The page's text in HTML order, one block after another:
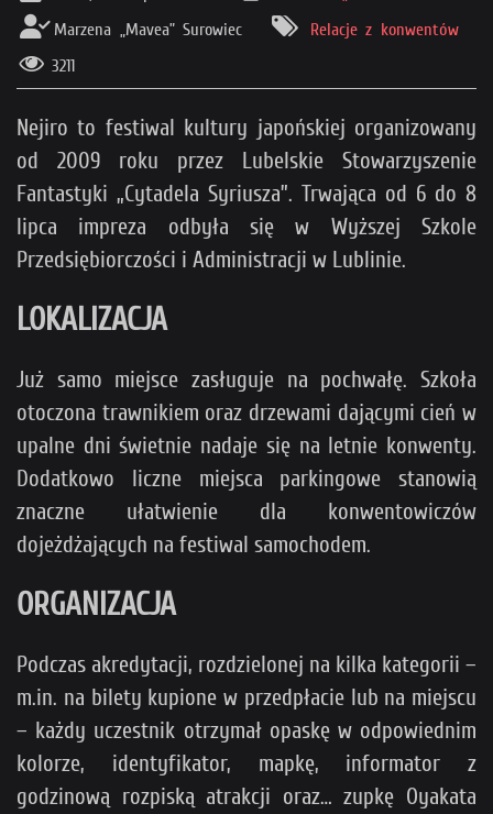
(i zgarnąć bonusy dla wspierających).
Cel to 150 zł miesięcznie (obecnie: 120 zł).
Po jego osiągnięciu wyłączamy reklamy i ten pop-up.
>>Sprawdź też, na co dokładnie idą pieniądze<<
Loading...
Marzena „Mavea” Surowiec
Relacje z konwentów
3211
Nejiro to festiwal kultury japońskiej organizowany
od 2009 roku przez Lubelskie Stowarzyszenie
Fantastyki „Cytadela Syriusza”. Trwająca od 6 do 8
lipca impreza odbyła się w Wyższej Szkole
Przedsiębiorczości i Administracji w Lublinie.
LOKALIZACJA
Już samo miejsce zasługuje na pochwałę. Szkoła
otoczona trawnikiem oraz drzewami dającymi cień w
upalne dni świetnie nadaje się na letnie konwenty.
Dodatkowo liczne miejsca parkingowe stanowią
znaczne ułatwienie dla konwentowiczów
dojeżdżających na festiwal samochodem.
ORGANIZACJA
Podczas akredytacji, rozdzielonej na kilka kategorii –
m.in. na bilety kupione w przedpłacie lub na miejscu
– każdy uczestnik otrzymał opaskę w odpowiednim
kolorze, identyfikator, mapkę, informator z
godzinową rozpiską atrakcji oraz… zupkę Oyakata